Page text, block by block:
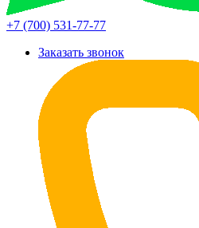
+7 (700) 531-77-77
Заказать звонок